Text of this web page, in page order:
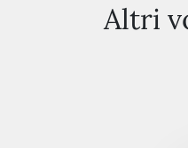
Altri